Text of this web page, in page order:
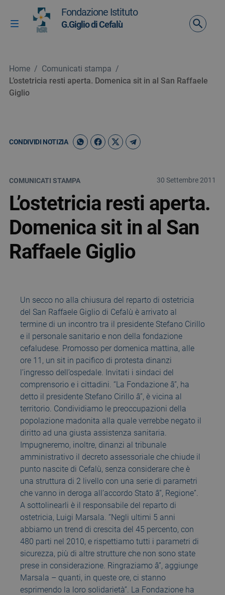
Vai ai contenuti
Vai al menu di navigazione
Vai al footer
Attiva / disattiva la navigazione
Fondazione Istituto
G.Giglio di Cefalù
Home / Comunicati stampa /
L’ostetricia resti aperta. Domenica sit in al San Raffaele
Giglio
CONDIVIDI NOTIZIA
COMUNICATI STAMPA 30 Settembre 2011
L’ostetricia resti aperta.
Domenica sit in al San
Raffaele Giglio
Un secco no alla chiusura del reparto di ostetricia
del San Raffaele Giglio di Cefalù è arrivato al
termine di un incontro tra il presidente Stefano Cirillo
e il personale sanitario e non della fondazione
cefaludese. Promosso per domenica mattina, alle
ore 11, un sit in pacifico di protesta dinanzi
l’ingresso dell’ospedale. Invitati i sindaci del
comprensorio e i cittadini. “La Fondazione â”, ha
detto il presidente Stefano Cirillo â”, è vicina al
territorio. Condividiamo le preoccupazioni della
popolazione madonita alla quale verrebbe negato il
diritto ad una giusta assistenza sanitaria.
Impugneremo, inoltre, dinanzi al tribunale
amministrativo il decreto assessoriale che chiude il
punto nascite di Cefalù, senza considerare che è
una struttura di 2 livello con una serie di parametri
che vanno in deroga all’accordo Stato â”, Regione”.
A sottolinearli è il responsabile del reparto di
ostetricia, Luigi Marsala. “Negli ultimi 5 anni
abbiamo un trend di crescita del 45 percento, con
480 parti nel 2010, e rispettiamo tutti i parametri di
sicurezza, più di altre strutture che non sono state
prese in considerazione. Ringraziamo â”, aggiunge
Marsala – quanti, in queste ore, ci stanno
esprimendo la loro solidarietà”. La Fondazione ha